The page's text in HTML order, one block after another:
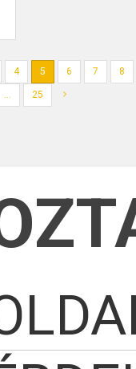
4 5 6 7 8
... 25